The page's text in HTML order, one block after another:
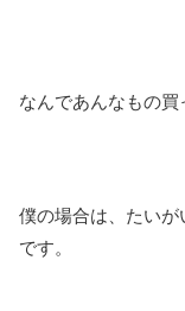
なんであんなもの買
僕の場合は、たい
です。